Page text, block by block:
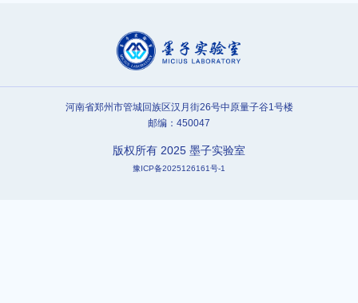
河南省郑州市管城回族区汉月街26号中原量子谷1号楼
邮编：450047
版权所有 2025 墨子实验室
豫ICP备2025126161号-1